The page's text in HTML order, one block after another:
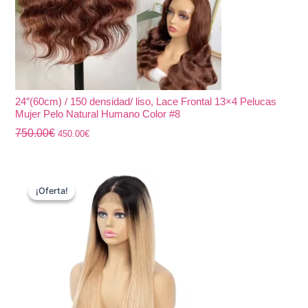
24″(60cm) / 150 densidad/ liso, Lace Frontal 13×4 Pelucas
Mujer Pelo Natural Humano Color #8
750.00€ 450.00€
¡Oferta!
¡Oferta!precio
original
750.00€.
precio
actual
es:
450.00€.